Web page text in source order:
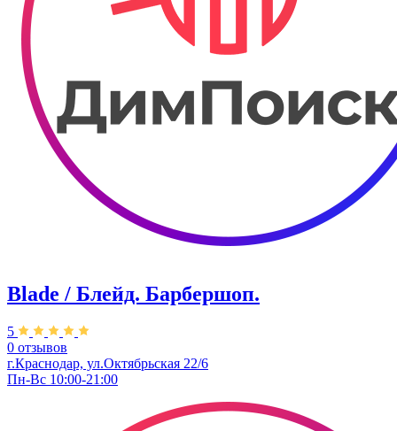
Blade / Блейд. Барбершоп.
5
0 отзывов
г.Краснодар, ул.Октябрьская 22/6
Пн-Вс 10:00-21:00